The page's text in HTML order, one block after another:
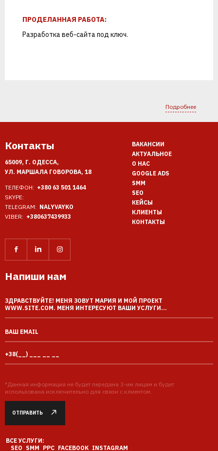
ПРОДЕЛАННАЯ РАБОТА:
Разработка веб-сайта под ключ.
Подробнее
Контакты
65009, Г. ОДЕССА,
УЛ. МАРШАЛА ГОВОРОВА, 18
ТЕЛЕФОН: +380 63 501 1464
SKYPE:
TELEGRAM: NALYVAYKO
VIBER: +380637439933
ВАКАНСИИ
АКТУАЛЬНОЕ
О НАС
GOOGLE ADS
SMM
SEO
КЕЙСЫ
КЛИЕНТЫ
КОНТАКТЫ
Напиши нам
*Данная информация не будет передана 3-им лицам и будет
использована исключительно для связи с клиентом.
ОТПРАВИТЬ
ВСЕ УСЛУГИ:
SEO SMM PPC FACEBOOK INSTAGRAM